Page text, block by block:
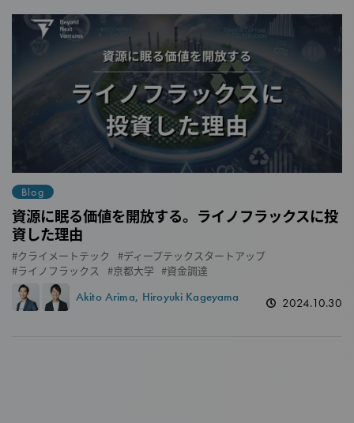
Blog
資源に眠る価値を開放する。ライノフラックスに投
資した理由
クライメートテック
ディープテックスタートアップ
ライノフラックス
京都大学 資金調達
Akito Arima Hiroyuki Kageyama 2024.10.30